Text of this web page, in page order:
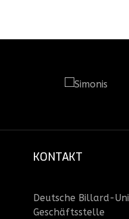
KONTAKT
Deutsche Billard-
Geschäftsstelle